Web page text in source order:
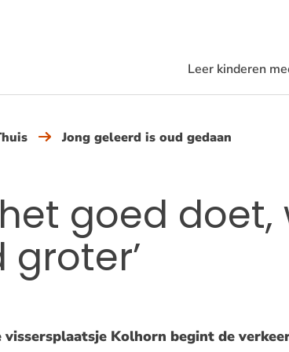
Leer kinderen
Jong geleerd is oud gedaan
het goed
Kolhorn begint de